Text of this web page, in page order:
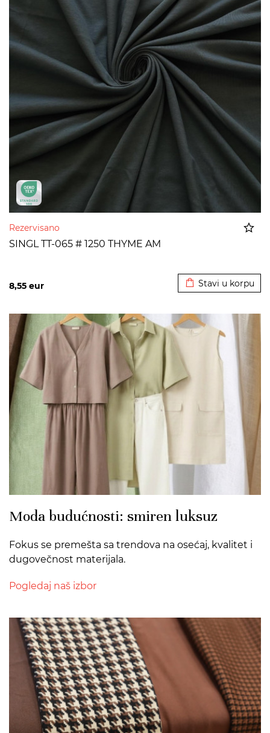
Rezervisano
SINGL TT-065 # 1250 THYME AM
8,55 eur Stavi u korpu
Moda budućnosti: smiren luksuz
Fokus se premešta sa trendova na osećaj, kvalitet i
dugovečnost materijala.
Pogledaj naš izbor